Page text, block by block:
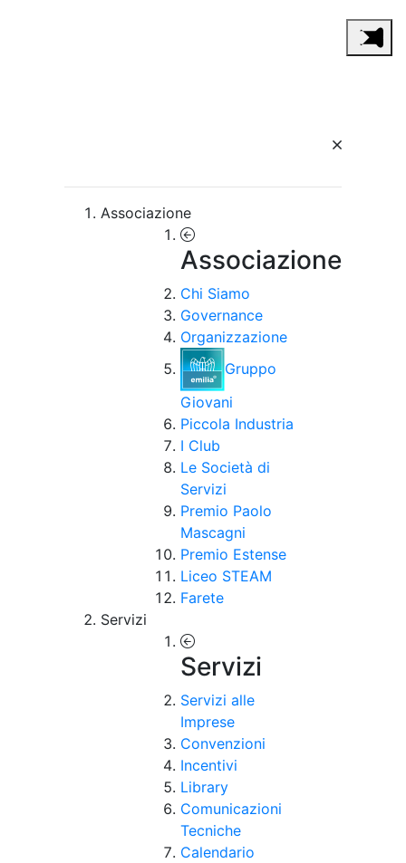
Associazione
Associazione
Chi Siamo
Governance
Organizzazione
Gruppo
Giovani
Piccola Industria
I Club
Le Società di
Servizi
Premio Paolo
Mascagni
Premio Estense
Liceo STEAM
Farete
Servizi
Servizi
Servizi alle
Imprese
Convenzioni
Incentivi
Library
Comunicazioni
Tecniche
Calendario